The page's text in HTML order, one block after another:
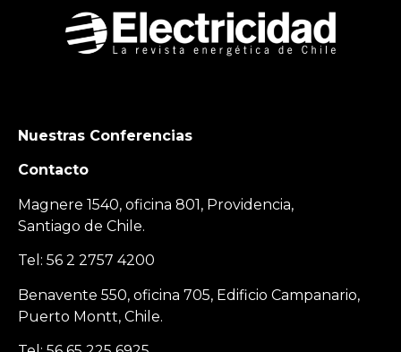
Nuestras Conferencias
Contacto
Magnere 1540, oficina 801, Providencia,
Santiago de Chile.
Tel: 56 2 2757 4200
Benavente 550, oficina 705, Edificio Campanario,
Puerto Montt, Chile.